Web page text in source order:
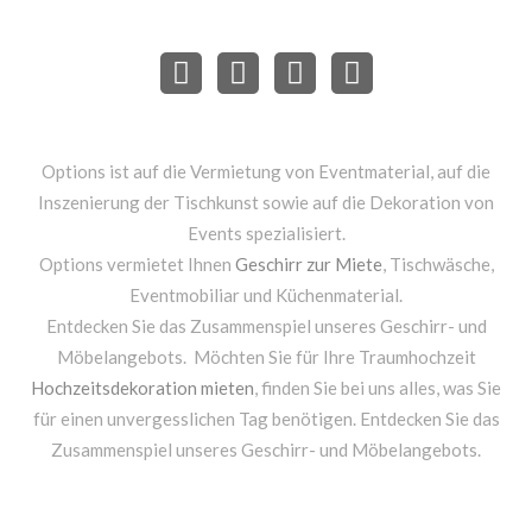
Options ist auf die Vermietung von Eventmaterial, auf die
Inszenierung der Tischkunst sowie auf die Dekoration von
Events spezialisiert.
Options vermietet Ihnen Geschirr zur Miete, Tischwäsche,
Eventmobiliar und Küchenmaterial.
Entdecken Sie das Zusammenspiel unseres Geschirr- und
Möbelangebots. Möchten Sie für Ihre Traumhochzeit
Hochzeitsdekoration mieten, finden Sie bei uns alles, was Sie
für einen unvergesslichen Tag benötigen. Entdecken Sie das
Zusammenspiel unseres Geschirr- und Möbelangebots.